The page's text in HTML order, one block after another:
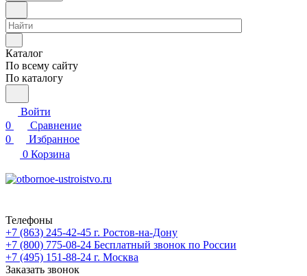
Каталог
По всему сайту
По каталогу
Войти
0
Сравнение
0
Избранное
0 Корзина
Телефоны
+7 (863) 245-42-45 г. Ростов-на-Дону
+7 (800) 775-08-24 Бесплатный звонок по России
+7 (495) 151-88-24 г. Москва
Заказать звонок